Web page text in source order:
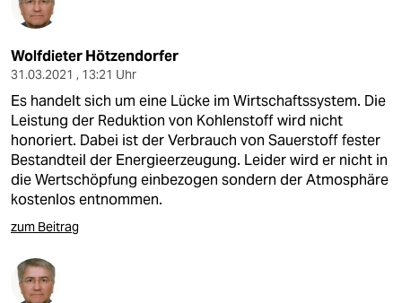
Wolfdieter Hötzendorfer
31.03.2021 , 13:21 Uhr
Es handelt sich um eine Lücke im Wirtschaftssystem. Die
Leistung der Reduktion von Kohlenstoff wird nicht
honoriert. Dabei ist der Verbrauch von Sauerstoff fester
Bestandteil der Energieerzeugung. Leider wird er nicht in
die Wertschöpfung einbezogen sondern der Atmosphäre
kostenlos entnommen.
zum Beitrag